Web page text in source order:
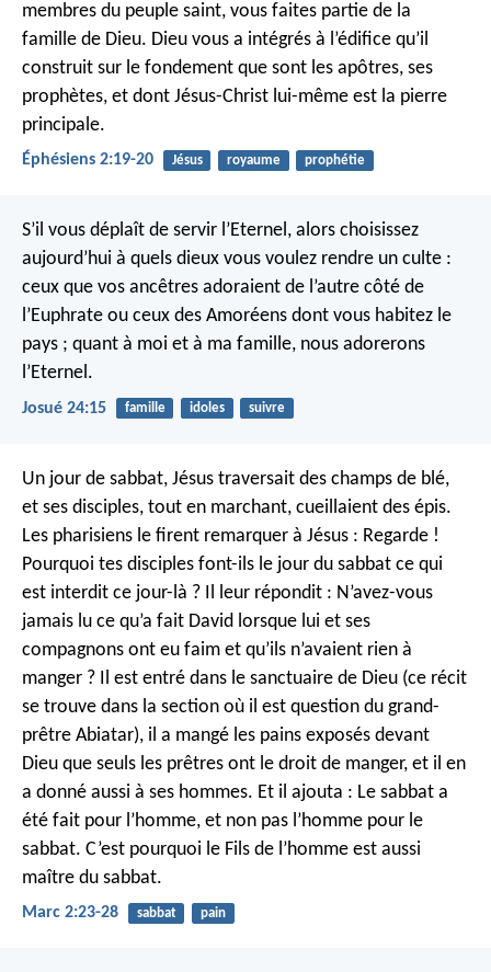
membres du peuple saint, vous faites partie de la
famille de Dieu. Dieu vous a intégrés à l’édifice qu’il
construit sur le fondement que sont les apôtres, ses
prophètes, et dont Jésus-Christ lui-même est la pierre
principale.
Éphésiens 2:19-20 Jésus royaume prophétie
S’il vous déplaît de servir l’Eternel, alors choisissez
aujourd’hui à quels dieux vous voulez rendre un culte :
ceux que vos ancêtres adoraient de l’autre côté de
l’Euphrate ou ceux des Amoréens dont vous habitez le
pays ; quant à moi et à ma famille, nous adorerons
l’Eternel.
Josué 24:15 famille idoles suivre
Un jour de sabbat, Jésus traversait des champs de blé,
et ses disciples, tout en marchant, cueillaient des épis.
Les pharisiens le firent remarquer à Jésus : Regarde !
Pourquoi tes disciples font-ils le jour du sabbat ce qui
est interdit ce jour-là ? Il leur répondit : N’avez-vous
jamais lu ce qu’a fait David lorsque lui et ses
compagnons ont eu faim et qu’ils n’avaient rien à
manger ? Il est entré dans le sanctuaire de Dieu (ce récit
se trouve dans la section où il est question du grand-
prêtre Abiatar), il a mangé les pains exposés devant
Dieu que seuls les prêtres ont le droit de manger, et il en
a donné aussi à ses hommes. Et il ajouta : Le sabbat a
été fait pour l’homme, et non pas l’homme pour le
sabbat. C’est pourquoi le Fils de l’homme est aussi
maître du sabbat.
Marc 2:23-28 sabbat pain